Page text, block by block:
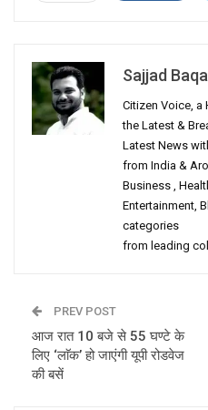
Sajjad
Citizen Voice, a
the Latest &
Latest News
from India &
Business ,
Entertainment,
categories
from leading
PREV POST
आज रात 10 बजे से 55 घण्टे के
लिए ‘लाॅक’ हो जाएंगी यूपी रोडवेज
की बसें